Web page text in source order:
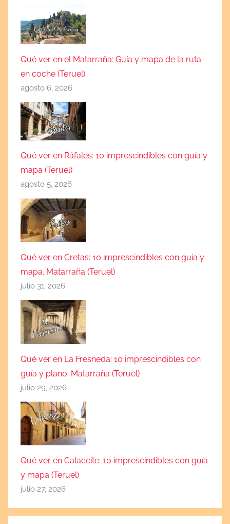
Qué ver en el Matarraña: Guía y mapa de la ruta
en coche (Teruel)
agosto 6, 2026
Qué ver en Ráfales: 10 imprescindibles con guía y
mapa (Teruel)
agosto 5, 2026
Qué ver en Cretas: 10 imprescindibles con guía y
mapa. Matarraña (Teruel)
julio 31, 2026
Qué ver en La Fresneda: 10 imprescindibles con
guía y plano. Matarraña (Teruel)
julio 29, 2026
Qué ver en Calaceite: 10 imprescindibles con guía
y mapa (Teruel)
julio 27, 2026